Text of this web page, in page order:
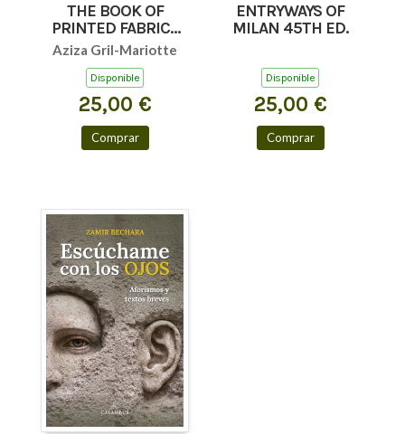
THE BOOK OF
PRINTED FABRICS
45TH ED.
Aziza Gril-Mariotte
Disponible
25,00 €
Comprar
ENTRYWAYS OF
MILAN 45TH ED.
Disponible
25,00 €
Comprar